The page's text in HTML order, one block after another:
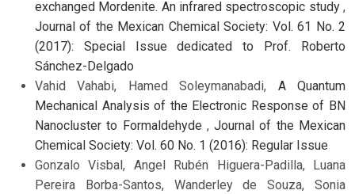
exchanged Mordenite. An infrared spectroscopic study ,
Journal of the Mexican Chemical Society: Vol. 61 No. 2
(2017): Special Issue dedicated to Prof. Roberto
Sánchez-Delgado
Vahid Vahabi, Hamed Soleymanabadi, A Quantum
Mechanical Analysis of the Electronic Response of BN
Nanocluster to Formaldehyde ,Journal of the Mexican
Chemical Society: Vol. 60 No. 1 (2016): Regular Issue
Gonzalo Visbal, Angel Rubén Higuera-Padilla, Luana
Pereira Borba-Santos, Wanderley de Souza, Sonia